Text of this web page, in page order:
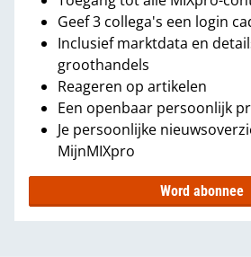
Geef 3 collega's een login
Inclusief marktdata en
groothandels
Reageren op artikelen
Een openbaar persoonlijk
Je persoonlijke
MijnMIXpro
Word abonnee